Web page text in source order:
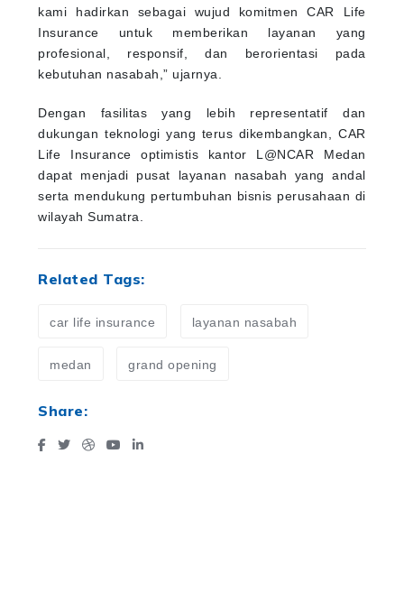
kami hadirkan sebagai wujud komitmen CAR Life
Insurance untuk memberikan layanan yang
profesional, responsif, dan berorientasi pada
kebutuhan nasabah,” ujarnya.
Dengan fasilitas yang lebih representatif dan
dukungan teknologi yang terus dikembangkan, CAR
Life Insurance optimistis kantor L@NCAR Medan
dapat menjadi pusat layanan nasabah yang andal
serta mendukung pertumbuhan bisnis perusahaan di
wilayah Sumatra.
Related Tags:
car life insurance layanan nasabah
medan grand opening
Share: